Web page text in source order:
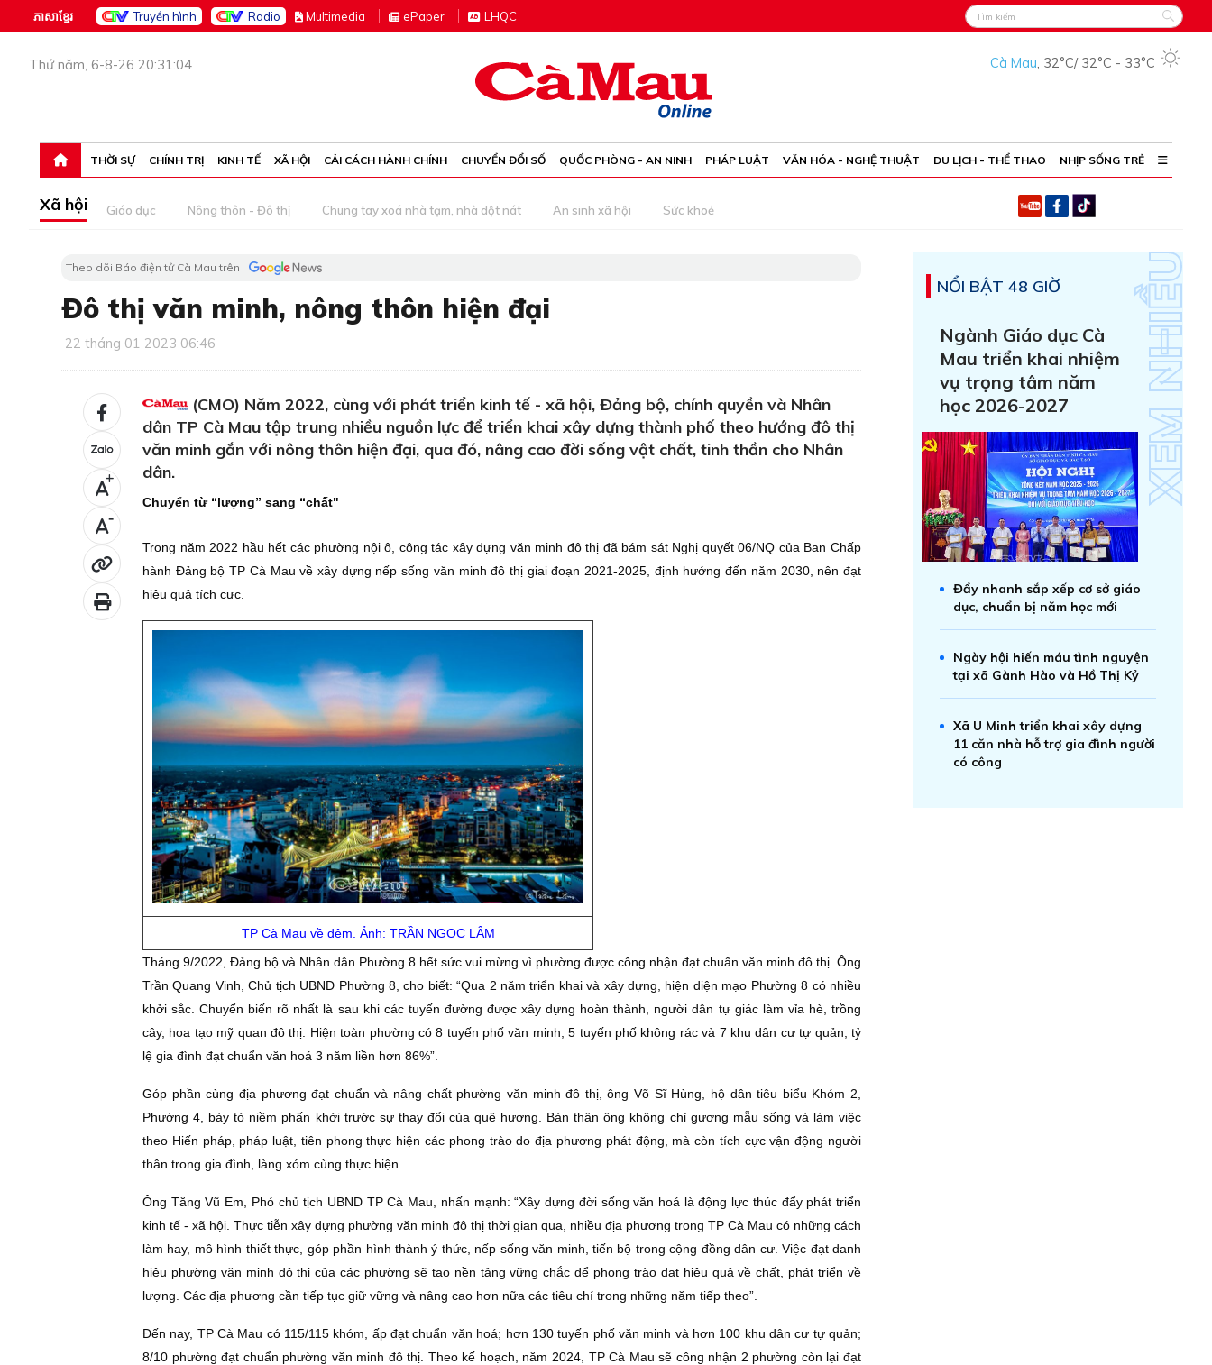
ភាសាខ្មែរ Truyền hình Radio Multimedia ePaper LHQC
Thứ năm, 6-8-26 20:31:04 Cà Mau, 32°C/ 32°C - 33°C
THỜI SỰ CHÍNH TRỊ KINH TẾ XÃ HỘI CẢI CÁCH HÀNH CHÍNH CHUYỂN ĐỔI SỐ QUỐC PHÒNG - AN NINH PHÁP LUẬT VĂN HÓA - NGHỆ THUẬT DU LỊCH - THỂ THAO NHỊP SỐNG TRẺ
Xã hội Giáo dục Nông thôn - Đô thị Chung tay xoá nhà tạm, nhà dột nát An sinh xã hội Sức khoẻ
Theo dõi Báo điện tử Cà Mau trên
Ðô thị văn minh, nông thôn hiện đại
22 tháng 01 2023 06:46
+
-
(CMO) Năm 2022, cùng với phát triển kinh tế - xã hội, Ðảng bộ, chính quyền và Nhân
dân TP Cà Mau tập trung nhiều nguồn lực để triển khai xây dựng thành phố theo hướng đô thị
văn minh gắn với nông thôn hiện đại, qua đó, nâng cao đời sống vật chất, tinh thần cho Nhân
dân.
Chuyển từ “lượng” sang “chất"
Trong năm 2022 hầu hết các phường nội ô, công tác xây dựng văn minh đô thị đã bám sát Nghị quyết 06/NQ của Ban Chấp
hành Ðảng bộ TP Cà Mau về xây dựng nếp sống văn minh đô thị giai đoạn 2021-2025, định hướng đến năm 2030, nên đạt
hiệu quả tích cực.
TP Cà Mau về đêm. Ảnh: TRẦN NGỌC LÂM
Tháng 9/2022, Ðảng bộ và Nhân dân Phường 8 hết sức vui mừng vì phường được công nhận đạt chuẩn văn minh đô thị. Ông
Trần Quang Vinh, Chủ tịch UBND Phường 8, cho biết: “Qua 2 năm triển khai và xây dựng, hiện diện mạo Phường 8 có nhiều
khởi sắc. Chuyển biến rõ nhất là sau khi các tuyến đường được xây dựng hoàn thành, người dân tự giác làm vỉa hè, trồng
cây, hoa tạo mỹ quan đô thị. Hiện toàn phường có 8 tuyến phố văn minh, 5 tuyến phố không rác và 7 khu dân cư tự quản; tỷ
lệ gia đình đạt chuẩn văn hoá 3 năm liền hơn 86%”.
Góp phần cùng địa phương đạt chuẩn và nâng chất phường văn minh đô thị, ông Võ Sĩ Hùng, hộ dân tiêu biểu Khóm 2,
Phường 4, bày tỏ niềm phấn khởi trước sự thay đổi của quê hương. Bản thân ông không chỉ gương mẫu sống và làm việc
theo Hiến pháp, pháp luật, tiên phong thực hiện các phong trào do địa phương phát động, mà còn tích cực vận động người
thân trong gia đình, làng xóm cùng thực hiện.
Ông Tăng Vũ Em, Phó chủ tịch UBND TP Cà Mau, nhấn mạnh: “Xây dựng đời sống văn hoá là động lực thúc đẩy phát triển
kinh tế - xã hội. Thực tiễn xây dựng phường văn minh đô thị thời gian qua, nhiều địa phương trong TP Cà Mau có những cách
làm hay, mô hình thiết thực, góp phần hình thành ý thức, nếp sống văn minh, tiến bộ trong cộng đồng dân cư. Việc đạt danh
hiệu phường văn minh đô thị của các phường sẽ tạo nền tảng vững chắc để phong trào đạt hiệu quả về chất, phát triển về
lượng. Các địa phương cần tiếp tục giữ vững và nâng cao hơn nữa các tiêu chí trong những năm tiếp theo”.
Ðến nay, TP Cà Mau có 115/115 khóm, ấp đạt chuẩn văn hoá; hơn 130 tuyến phố văn minh và hơn 100 khu dân cư tự quản;
8/10 phường đạt chuẩn phường văn minh đô thị. Theo kế hoạch, năm 2024, TP Cà Mau sẽ công nhận 2 phường còn lại đạt
NỔI BẬT 48 GIỜ
Ngành Giáo dục Cà
Mau triển khai nhiệm
vụ trọng tâm năm
học 2026-2027
Đẩy nhanh sắp xếp cơ sở giáo
dục, chuẩn bị năm học mới
Ngày hội hiến máu tình nguyện
tại xã Gành Hào và Hồ Thị Kỷ
Xã U Minh triển khai xây dựng
11 căn nhà hỗ trợ gia đình người
có công